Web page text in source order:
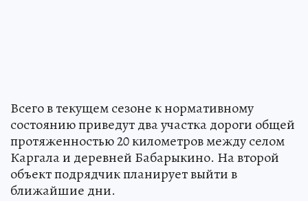
Всего в текущем сезоне к нормативному
состоянию приведут два участка дороги общей
протяженностью 20 километров между селом
Каргала и деревней Бабарыкино. На второй
объект подрядчик планирует выйти в
ближайшие дни.